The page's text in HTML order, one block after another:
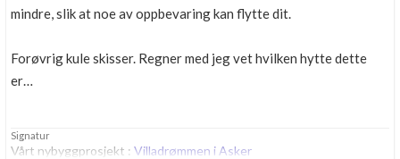
mindre, slik at noe av oppbevaring kan flytte dit.
Forøvrig kule skisser. Regner med jeg vet hvilken hytte dette
er…
Signatur
Vårt nybyggprosjekt : Villadrømmen i Asker